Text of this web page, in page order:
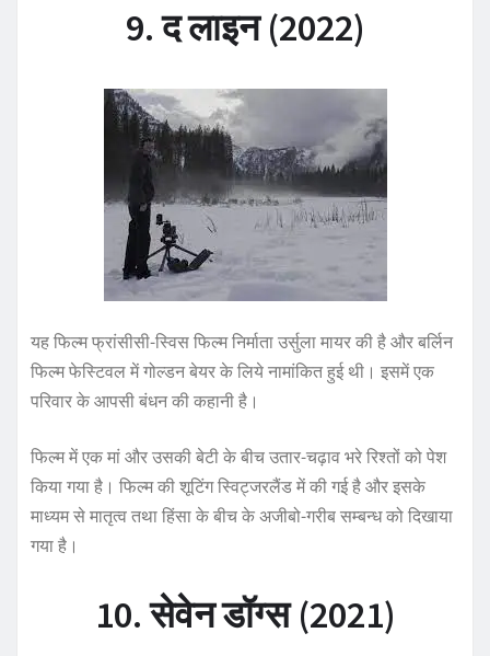
9. द लाइन (2022)
यह फिल्म फ्रांसीसी-स्विस फिल्म निर्माता उर्सुला मायर की है और बर्लिन
फिल्म फेस्टिवल में गोल्डन बेयर के लिये नामांकित हुई थी। इसमें एक
परिवार के आपसी बंधन की कहानी है।
फिल्म में एक मां और उसकी बेटी के बीच उतार-चढ़ाव भरे रिश्तों को पेश
किया गया है। फिल्म की शूटिंग स्विट्जरलैंड में की गई है और इसके
माध्यम से मातृत्व तथा हिंसा के बीच के अजीबो-गरीब सम्बन्ध को दिखाया
गया है।
10. सेवेन डॉग्स (2021)